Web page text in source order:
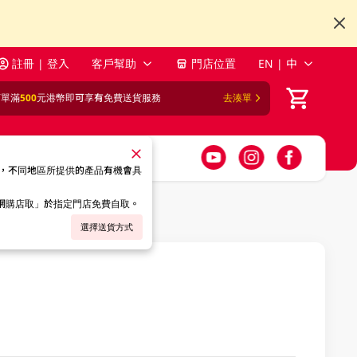
註冊 | 登入 客戶幫助 門店位置 EN | 中
滿500元港幣即可享有免費送貨服務 去湊單
不同地區所提供的產品有機會具
店取」於指定門店免費自取。
選擇送貨方式